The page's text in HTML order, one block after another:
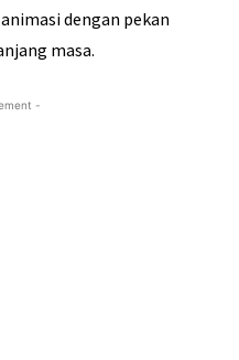
dengan pekan
masa.
-